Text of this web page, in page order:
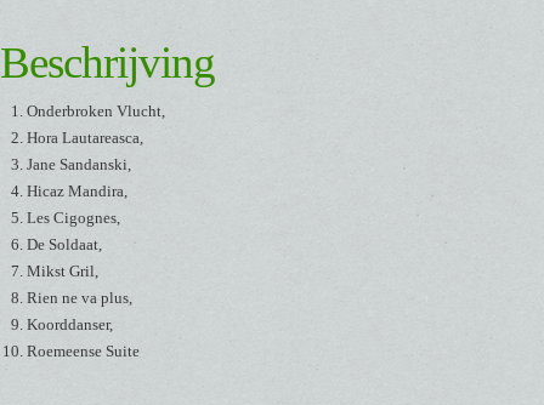
Beschrijving
Onderbroken Vlucht,
Hora Lautareasca,
Jane Sandanski,
Hicaz Mandira,
Les Cigognes,
De Soldaat,
Mikst Gril,
Rien ne va plus,
Koorddanser,
Roemeense Suite